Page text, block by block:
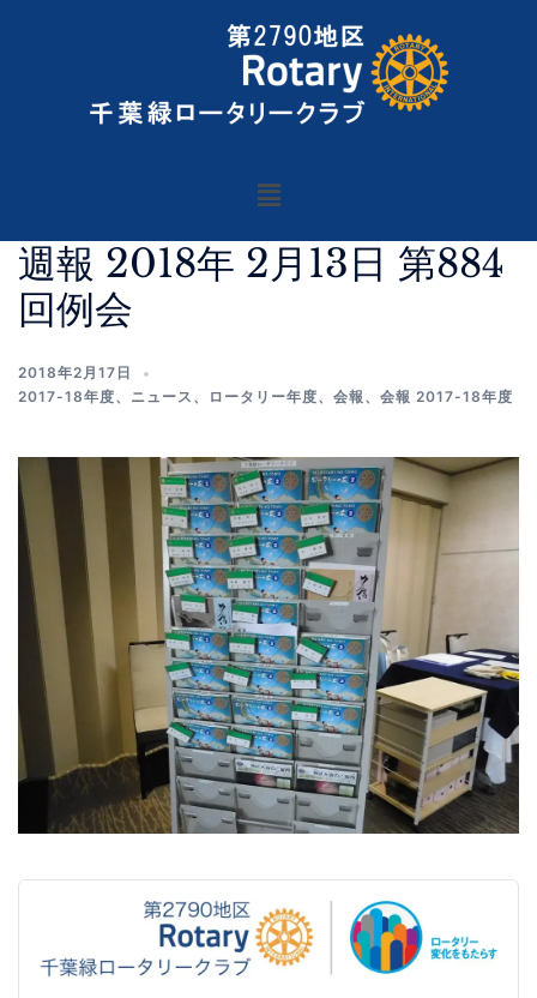
週報 2018年 2月13日 第884
回例会
2018年2月17日
2017-18年度、 ニュース 、 ロータリー年度、 会報 、 会報 2017-18年度